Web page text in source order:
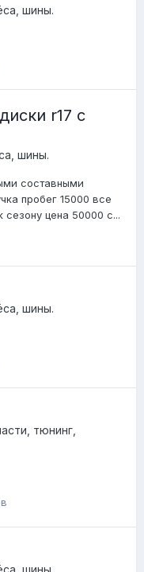
шины.
r17 с
шины.
составными
пробег 15000 все
цена 50000 с...
шины.
тюнинг,
шины.